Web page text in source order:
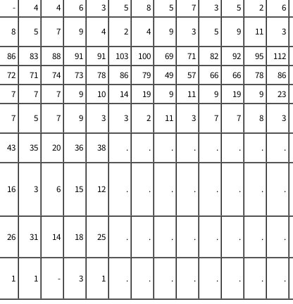
- 4 4 6 3 5 8 5 7 3 5 2
6
8 5 7 9 4 2 4 9 3 5 9 11
3
86 83 88 91 91 103 100 69 71 82 92 95
112
72 71 74 73 78 86 79 49 57 66 66 78
86
7 7 7 9 10 14 19 9 11 9 19 9
23
7 5 7 9 3 3 2 11 3 7 7 8
3
43 35 20 36 38 . . . . . . .
.
16 3 6 15 12 . . . . . . . .
26 31 14 18 25 . . . . . . . .
1 1 - 3 1 . . . . . . . .